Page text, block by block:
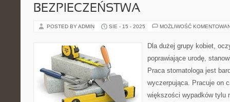
BEZPIECZEŃSTWA
POSTED BY ADMIN SIE - 15 - 2025 MOŻLIWOŚĆ
Dla dużej grupy kobiet,
poprawiające urodę,
Praca stomatologa jest
wyczerpująca. Pracuje on
większości wypadków tylu